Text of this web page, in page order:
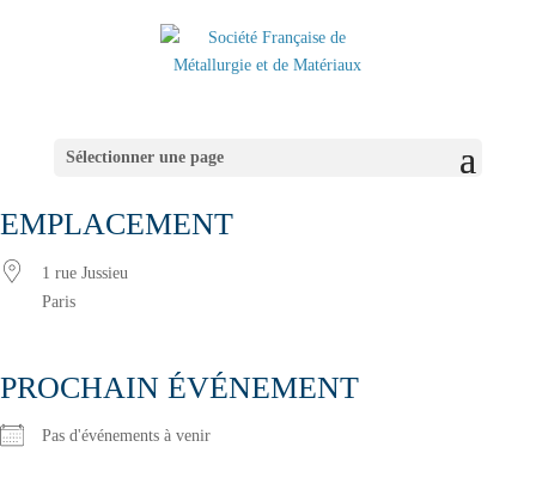
Sélectionner une page
EMPLACEMENT
1 rue Jussieu
Paris
PROCHAIN ÉVÉNEMENT
Pas d'événements à venir